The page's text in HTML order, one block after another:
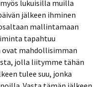
lukuisilla muilla
jälkeen ihminen
mallintamaan
tapahtuu
mahdollisimman
jolla liitymme tähän
tulee suu, jonka